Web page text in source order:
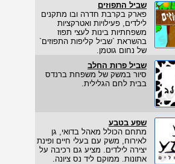
שביל התפוזים
פארק בקרבת חדרה ובו מתקנים
לילדים, פעילויות ואטרקציות
משפחתיות בינות לעצי תפוז
בהשראת `שביל קליפות התפוזים`
של נחום גוטמן.
שביל פרות החלב
סיור במשק של משפחת ברנדס
בבית לחם הגלילית.
שפע בטבע
מתחם הכולל מאהל בדואי, גן
לאירוח, משק עם בעלי חיים ופינת
יצירה לילדים. מציע גם רכיבה על
אתונות. ממוקם ליד נס ציונה.